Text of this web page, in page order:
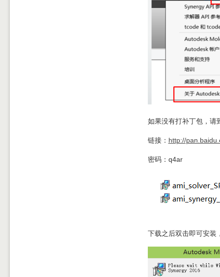
如果没有打补丁包，请
链接： http://
密码：q4ar
下载之后双击即可安装